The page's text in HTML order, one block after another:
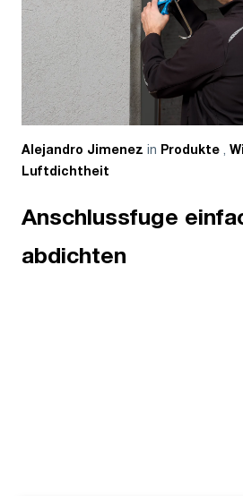
Alejandro Jimenez in Produkte ,
Luftdichtheit
Anschlussfuge
abdichten